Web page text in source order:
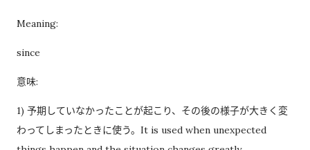
经历之后才发现，这些担心其实没...
Meaning:
since
意味:
1) 予期していなかったことが起こり、その後の様子が大きく変
わってしまったときに使う。It is used when unexpected